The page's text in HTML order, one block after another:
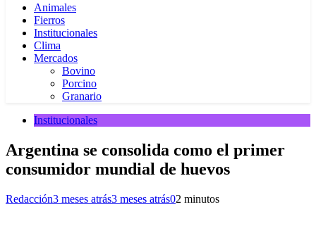
Animales
Fierros
Institucionales
Clima
Mercados
Bovino
Porcino
Granario
Institucionales
Argentina se consolida como el primer
consumidor mundial de huevos
Redacción3 meses atrás3 meses atrás02 minutos